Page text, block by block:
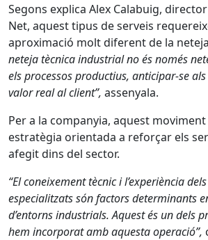
Segons explica Alex Calabuig,
Net, aquest tipus de serveis
aproximació molt diferent de la
neteja tècnica industrial no és només
els processos productius, anticipar-se
valor real al client”, assenyala.
Per a la companyia, aquest
estratègia orientada a reforçar els
afegit dins del sector.
“El coneixement tècnic i l’experiència
especialitzats són factors determinants
d’entorns industrials. Aquest és un dels
hem incorporat amb aquesta operació”,